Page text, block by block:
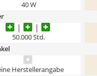
40 W
50.000 Std.
Herstellerangabe